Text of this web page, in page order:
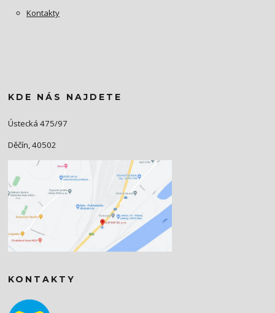
Kontakty
KDE NÁS NAJDETE
Ústecká 475/97
Děčín, 40502
KONTAKTY